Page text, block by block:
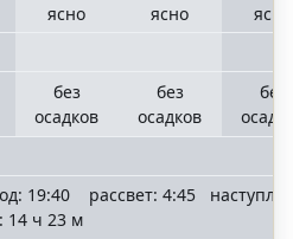
ясно
без
осадков
ясно
без
осадков
ясно
без
19:40 рассвет: 4:45
14 ч 23 м